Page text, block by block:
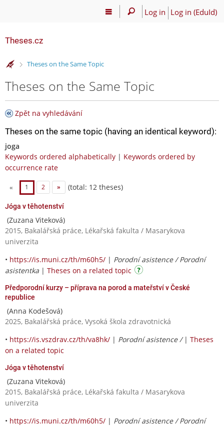
Log in Log in (EduId)
Theses.cz
>
Theses on the Same Topic
Theses on the Same Topic
Zpět na vyhledávání
Theses on the same topic (having an identical keyword):
joga
Keywords ordered alphabetically | Keywords ordered by
occurrence rate
« 1 2 » (total: 12 theses)
Jóga v těhotenství
(Zuzana Viteková)
2015, Bakalářská práce, Lékařská fakulta / Masarykova
univerzita
• https://is.muni.cz/th/m60h5/ | Porodní asistence / Porodní
asistentka | Theses on a related topic
Předporodní kurzy – příprava na porod a mateřství v České
republice
(Anna Kodešová)
2025, Bakalářská práce, Vysoká škola zdravotnická
• https://is.vszdrav.cz/th/va8hk/ | Porodní asistence / | Theses
on a related topic
Jóga v těhotenství
(Zuzana Viteková)
2015, Bakalářská práce, Lékařská fakulta / Masarykova
univerzita
• https://is.muni.cz/th/m60h5/ | Porodní asistence / Porodní